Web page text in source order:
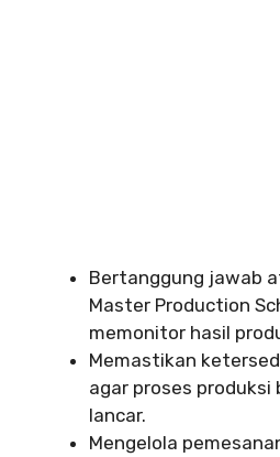
Bertanggung jawab
Master Production
memonitor hasil
Memastikan
agar proses produksi
lancar.
Mengelola